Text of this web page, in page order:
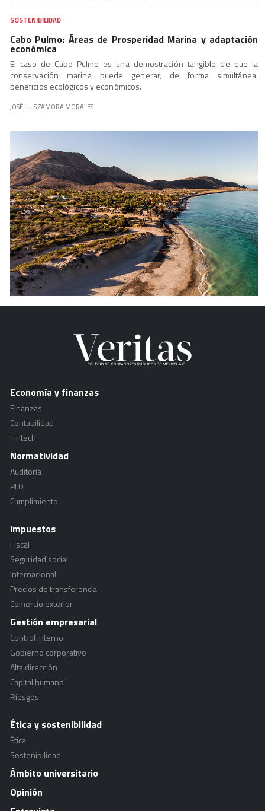
SOSTENIBILIDAD
Cabo Pulmo: Áreas de Prosperidad Marina y adaptación
económica
El caso de Cabo Pulmo es una demostración tangible de que la
conservación marina puede generar, de forma simultánea,
beneficios ecológicos y económicos.
JOSÉ LUIS ZAMORA MORALES
Economía y finanzas
Finanzas
Contabilidad
Fintech
Normatividad
Auditoría
PLD
Cumplimiento
Impuestos
Fiscal
Seguridad social
Internacional
Precios de transferencia
Comercio exterior
Gestión empresarial
Control interno
Gobierno corporativo
Alta dirección
Capital humano
Riesgos
Ética y sostenibilidad
Ética
Sostenibilidad
Ámbito universitario
Opinión